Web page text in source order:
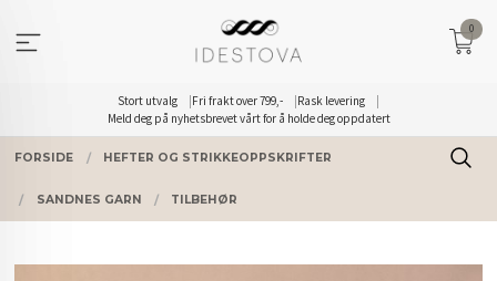
innholdet
Stort utvalg Fri frakt over 799,-
Rask levering
Meld deg på nyhetsbrevet vårt for å holde deg oppdatert
0
FORSIDE HEFTER OG STRIKKEOPPSKRIFTER
SANDNES GARN TILBEHØR